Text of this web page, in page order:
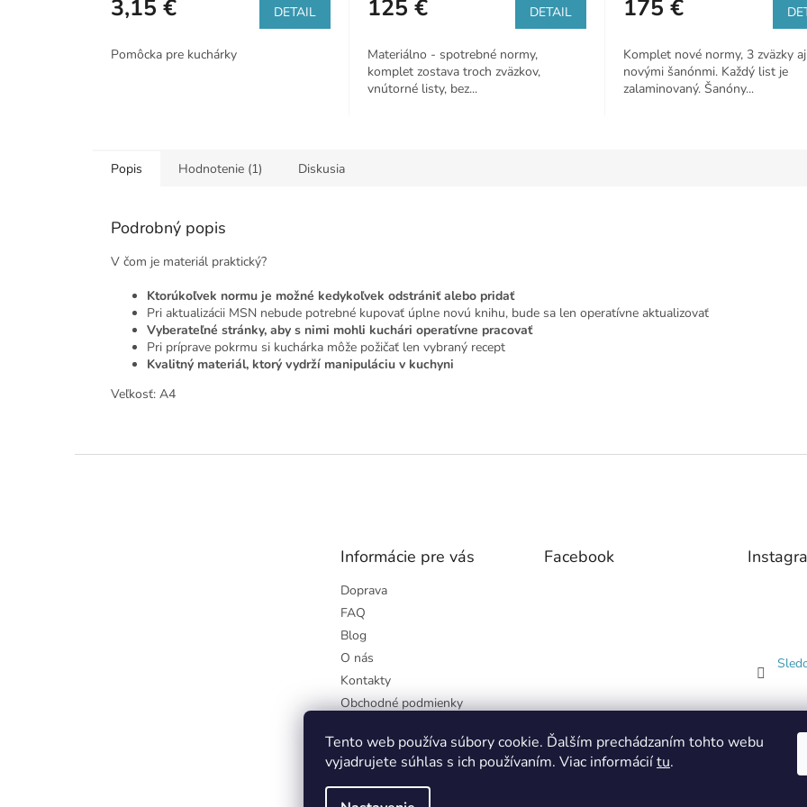
Tento web používa súbory cookie. Ďalším prechádzaním tohto webu
vyjadrujete súhlas s ich používaním. Viac informáciítu.
3,15 € DETAIL
Pomôcka pre kuchárky
je
5
hviezdičiek.
125 € DETAIL
Materiálno - spotrebné normy,
komplet zostava troch zväzkov,
vnútorné listy, bez...
je
5
hviezdičiek.
175 €
Komplet nové normy, 3 zväzky
novými šanónmi. Každý list je
zalaminovaný. Šanóny...
Popis Hodnotenie (1) Diskusia
Podrobný popis
V čom je materiál praktický?
Ktorúkoľvek normu je možné kedykoľvek odstrániť alebo pridať
Pri aktualizácii MSN nebude potrebné kupovať úplne novú knihu, bude sa len operatívne aktualizovať
Vyberateľné stránky, aby s nimi mohli kuchári operatívne pracovať
Pri príprave pokrmu si kuchárka môže požičať len vybraný recept
Kvalitný materiál, ktorý vydrží manipuláciu v kuchyni
Veľkosť: A4
Informácie pre vás
Doprava
FAQ
Blog
O nás
Kontakty
Obchodné podmienky
osobných údajov
Facebook